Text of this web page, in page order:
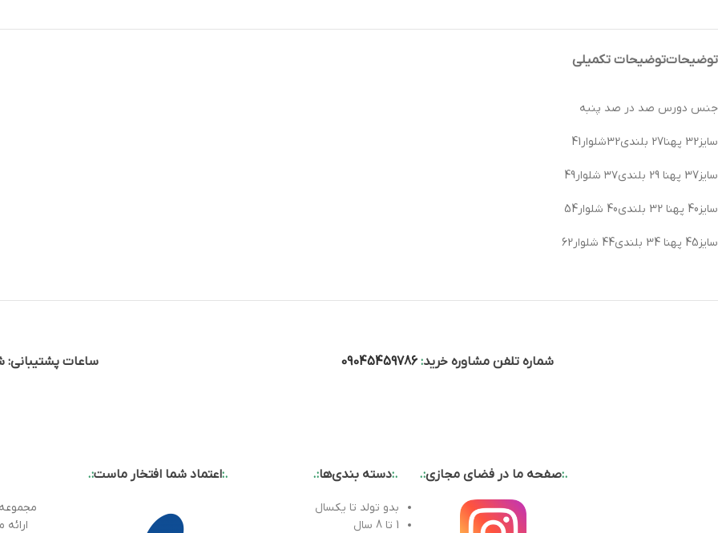
توضیحاتتوضیحات تکمیلی
جنس دورس صد در صد پنبه
سایز32 پهنا27 بلندی32شلوار41
سایز37 پهنا 29 بلندی۳۷ شلوار49
سایز40 پهنا 32 بلندی40 شلوار54
سایز45 پهنا 34 بلندی44 شلوار62
شماره تلفن مشاوره خرید:
09045459786 ساعات پشتیبانی:
.:صفحه ما در فضای مجازی:.
.:دسته بندی‌ها:.
بدو تولد تا یکسال
1 تا 8 سال
.:اعتماد شما افتخار ماست:.